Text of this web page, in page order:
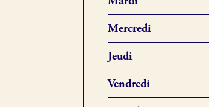
Mercredi
Jeudi
Vendredi